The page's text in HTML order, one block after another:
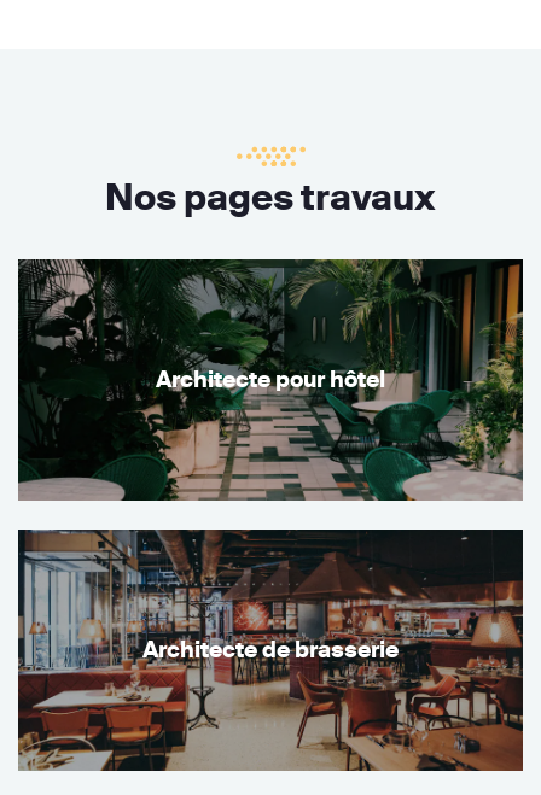
Nos pages travaux
Architecte pour hôtel
Architecte de brasserie